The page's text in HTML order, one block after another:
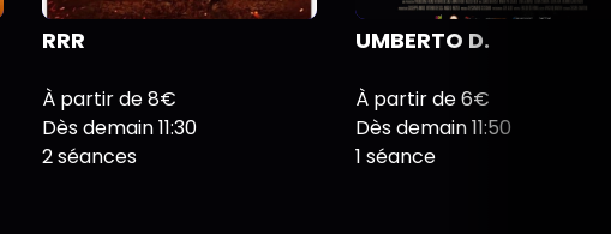
RRR
À partir de 8€
Dès demain 11:30
2 séances
UMBERTO D.
À partir de 6€
Dès demain 11:50
1 séance